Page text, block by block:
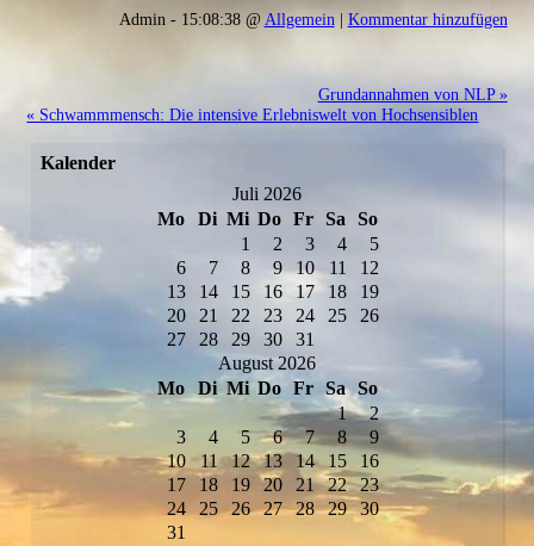
Admin - 15:08:38 @Allgemein| Kommentar hinzufügen
Grundannahmen von NLP »
« Schwammmensch: Die intensive Erlebniswelt von Hochsensiblen
Kalender
Juli 2026
Mo
Di Mi Do Fr Sa
So
1
2 3 4
5
6
7 8 9 10 11
12
13
14 15 16 17 18
19
20
21 22 23 24 25
26
27
28 29 30
31
August 2026
Mo
Di Mi Do Fr Sa
So
1
2
3
4 5 6 7 8
9
10
11 12 13 14 15
16
17
18 19 20 21 22
23
24
25 26 27 28 29
30
31